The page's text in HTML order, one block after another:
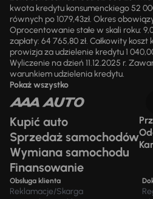
kwota kredytu konsumenckiego 52
równych po 1079,43zł. Okres
Oprocentowanie stałe w skali roku:
zapłaty: 64 765,80 zł. Całkowity
prowizja za udzielenie kredytu 1 040,00
Wyliczenie na dzień 11.12.2025 r.
warunkiem udzielenia kredytu.
Pokaż wszystko
Kupić auto
Sprzedaż samochodów
Wymiana samochodu
Finansowanie
Obsługa klienta
Reklamacje/Skarga